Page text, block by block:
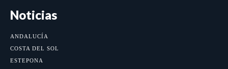
Noticias
ANDALUCÍA
COSTA DEL SOL
ESTEPONA